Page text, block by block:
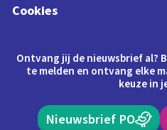
Cookies
Ontvang jij de nieuwsbrief al?
te melden en ontvang elke
keuze in
Nieuwsbrief PO